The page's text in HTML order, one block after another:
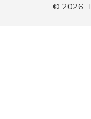
© 2026.